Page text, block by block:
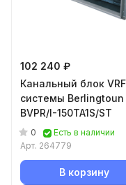
102 240 ₽
Канальный блок VRF
системы Berlingtoun
BVPR/I-150TA1S/ST
0
Есть в наличии
Арт. 264779
В корзину